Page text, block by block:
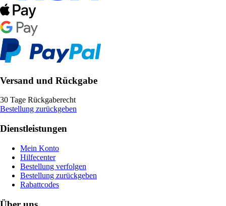
Versand und Rückgabe
30 Tage Rückgaberecht
Bestellung zurückgeben
Dienstleistungen
Mein Konto
Hilfecenter
Bestellung verfolgen
Bestellung zurückgeben
Rabattcodes